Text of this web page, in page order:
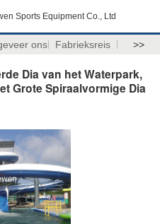
Sports Equipment Co., Ltd
ons Fabrieksreis >>
Dia van het Waterpark,
Grote Spiraalvormige Dia